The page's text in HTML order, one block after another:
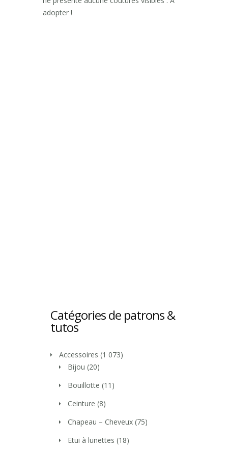
adopter !
Catégories de patrons &
tutos
Accessoires (1 073)
Bijou (20)
Bouillotte (11)
Ceinture (8)
Chapeau – Cheveux (75)
Etui à lunettes (18)